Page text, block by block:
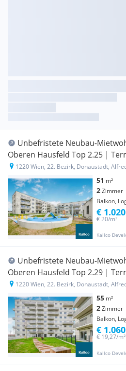
Unbefristete Neubau-
Oberen Hausfeld Top 2.25 |
buchen: www.hausfeld22.at/
1220 Wien, 22. Bezirk, Donaustadt,
51 m²
2Zimmer
Balkon,
Kallco
€ 20/m²
€ 1.020
Unbefristete Neubau-
Oberen Hausfeld Top 2.29 |
buchen: www.hausfeld22.at/
1220 Wien, 22. Bezirk, Donaustadt,
55 m²
2Zimmer
Balkon,
Kallco
€ 19,27/m²
€ 1.060